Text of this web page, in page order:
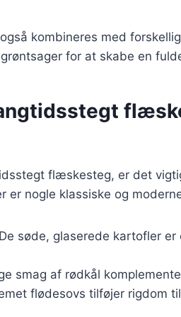
kombineres med
for at skabe en
flæskesteg, er det
er nogle klassiske og
søde, glaserede kartofler
smag af rødkål
flødesovs tilføjer rigdom